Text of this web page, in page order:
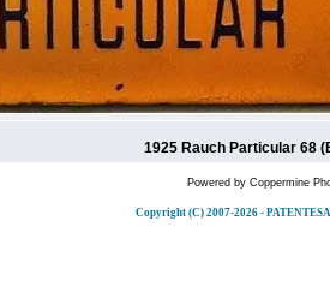
1925 Rauch Particular 68
Powered by Coppermine
Copyright (C) 2007-2026 -